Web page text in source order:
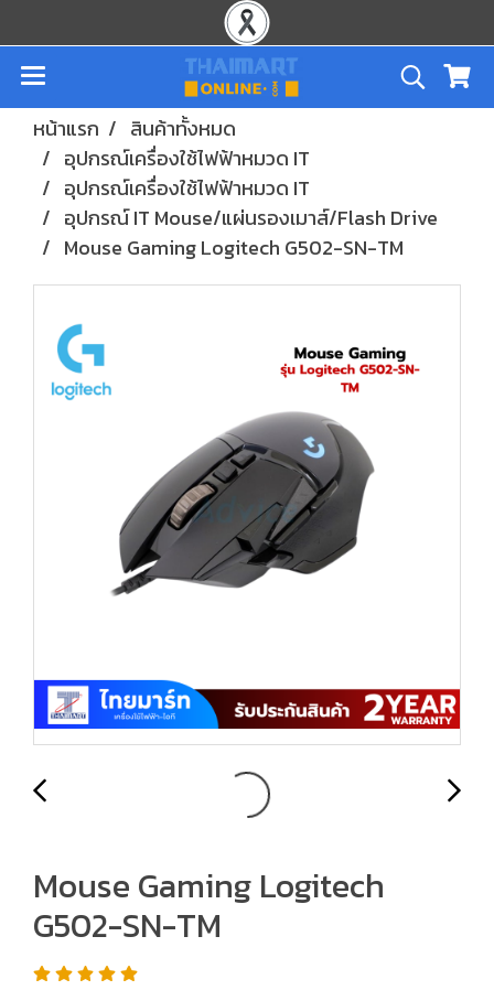
หน้าแรก
สินค้าทั้งหมด
อุปกรณ์เครื่องใช้ไฟฟ้าหมวด IT
อุปกรณ์เครื่องใช้ไฟฟ้าหมวด IT
อุปกรณ์ IT Mouse/แผ่นรองเมาส์/Flash Drive
Mouse Gaming Logitech G502-SN-TM
Mouse Gaming Logitech
G502-SN-TM